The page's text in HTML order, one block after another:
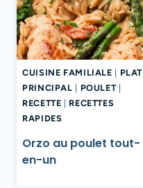
CUISINE FAMILIALE
PLAT
PRINCIPAL
POULET|
RECETTE
RECETTES
RAPIDES
Orzo au poulet tout-
en-un